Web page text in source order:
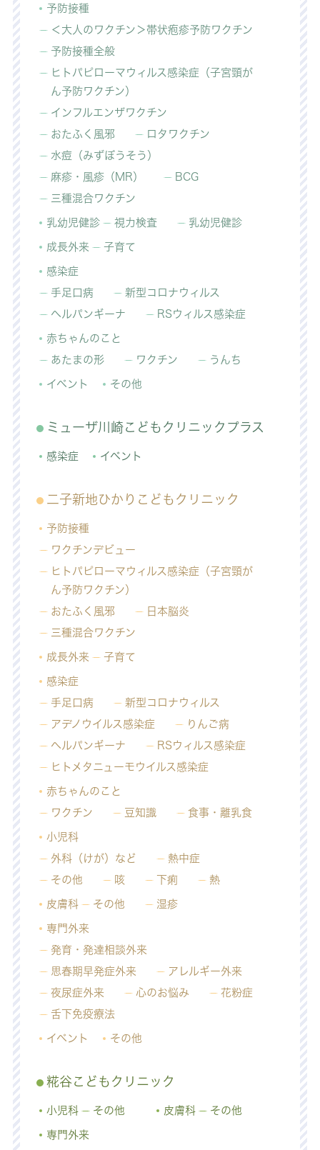
予防接種
＜大人のワクチン＞帯状疱疹予防ワクチン
予防接種全般
ヒトパピローマウィルス感染症（子宮頸が
ん予防ワクチン）
インフルエンザワクチン
おたふく風邪
ロタワクチン
水痘（みずぼうそう）
麻疹・風疹（MR）
BCG
三種混合ワクチン
乳幼児健診 視力検査 乳幼児健診
成長外来 子育て
感染症
手足口病
新型コロナウィルス
ヘルパンギーナ
RSウィルス感染症
赤ちゃんのこと
あたまの形
ワクチン うんち
イベント その他
ミューザ川崎こどもクリニックプラス
感染症 イベント
二子新地ひかりこどもクリニック
予防接種
ワクチンデビュー
ヒトパピローマウィルス感染症（子宮頸が
ん予防ワクチン）
おたふく風邪
日本脳炎
三種混合ワクチン
成長外来 子育て
感染症
手足口病
新型コロナウィルス
アデノウイルス感染症
りんご病
ヘルパンギーナ
RSウィルス感染症
ヒトメタニューモウイルス感染症
赤ちゃんのこと
ワクチン
豆知識 食事・離乳食
小児科
外科（けが）など
熱中症
その他
咳 下痢 熱
皮膚科 その他 湿疹
専門外来
発育・発達相談外来
思春期早発症外来
アレルギー外来
夜尿症外来
心のお悩み
花粉症
舌下免疫療法
イベント その他
糀谷こどもクリニック
小児科 その他 皮膚科 その他
専門外来